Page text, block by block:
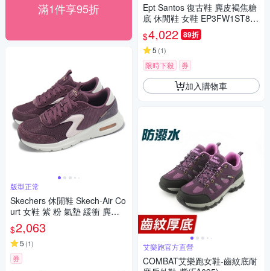
滿1件享95折
版型正常
Skechers 休閒鞋 Skech-Air Co
urt 女鞋 紫 粉 氣墊 緩衝 麂皮
板鞋 150076BUMT
$2,063
5 (1)
券
Ept Santos 復古鞋 麂皮褐焦糖
底 休閒鞋 女鞋 EP3FW1ST808
02
$4,022 89折
5 (1)
限時下殺 券
加入購物車
艾樂跑官方直營
COMBAT艾樂跑女鞋-齒紋底耐